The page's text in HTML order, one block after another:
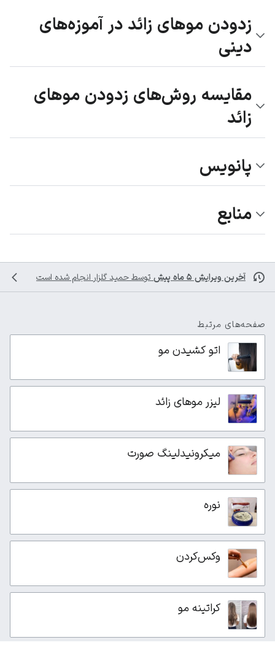
زدودن موهای زائد در آموزه‌های
دینی
مقایسه روش‌های زدودن موهای
زائد
پانویس
منابع
آخرین ویرایش ۵ ماه پیش توسط حمید گلزار انجام شده است
صفحه‌های مرتبط
اتو کشیدن مو
لیزر موهای زائد
میکرونیدلینگ صورت
نوره
وکس‌کردن
کراتینه مو